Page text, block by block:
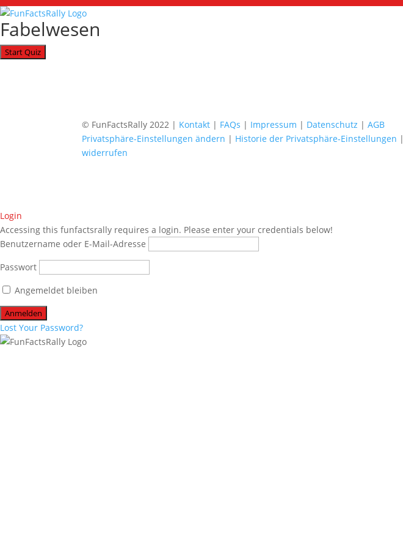
Fabelwesen
© FunFactsRally 2022 | Kontakt | FAQs | Impressum | Datenschutz |AGB
Privatsphäre-Einstellungen ändern | Historie der Privatsphäre-Einstellungen |
widerrufen
Login
Accessing this funfactsrally requires a login. Please enter your credentials below!
Benutzername oder E-Mail-Adresse
Passwort
Angemeldet bleiben
Lost Your Password?